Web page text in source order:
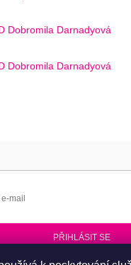
Dobromila Darnadyová
Dobromila Darnadyová
PŘIHLÁSIT SE